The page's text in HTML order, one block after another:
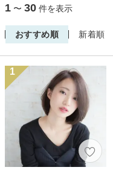
1 〜 30 件を表示
おすすめ順 新着順
1